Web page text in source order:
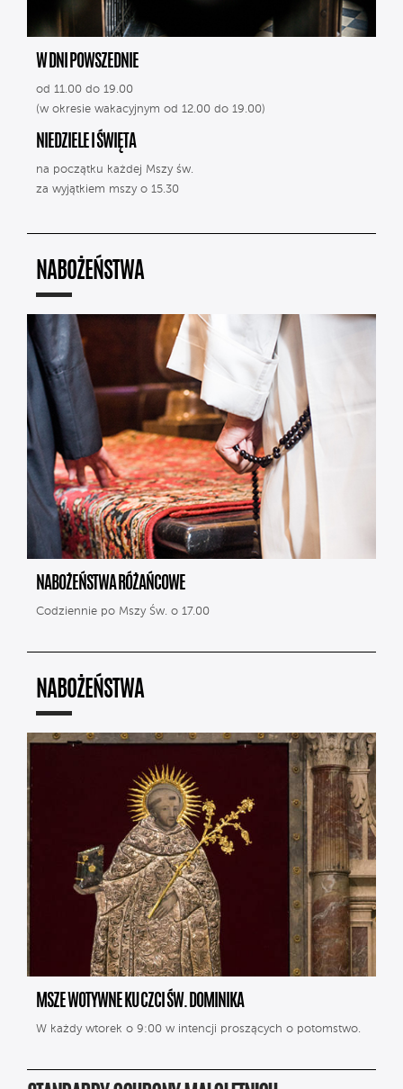
W DNI POWSZEDNIE
od 11.00 do 19.00
(w okresie wakacyjnym od 12.00 do 19.00)
NIEDZIELE I ŚWIĘTA
na początku każdej Mszy św.
za wyjątkiem mszy o 15.30
NABOŻEŃSTWA
NABOŻEŃSTWA RÓŻAŃCOWE
Codziennie po Mszy Św. o 17.00
NABOŻEŃSTWA
MSZE WOTYWNE KU CZCI ŚW. DOMINIKA
W każdy wtorek o 9:00 w intencji proszących o potomstwo.